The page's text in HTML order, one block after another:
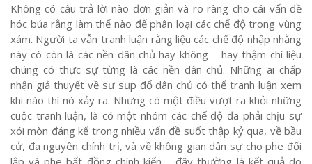
Không có câu trả lời nào đơn giản và rõ ràng cho cái vấn đề
hóc búa rằng làm thế nào để phân loại các chế độ trong vùng
xám. Người ta vẫn tranh luận rằng liệu các chế độ nhập nhằng
này có còn là các nền dân chủ hay không – hay thậm chí liệu
chúng có thực sự từng là các nền dân chủ. Những ai chấp
nhận giả thuyết về sự sụp đổ dân chủ có thể tranh luận xem
khi nào thì nó xảy ra. Nhưng có một điều vượt ra khỏi những
cuộc tranh luận, là có một nhóm các chế độ đã phải chịu sự
xói mòn đáng kể trong nhiều vấn đề suốt thập kỷ qua, về bầu
cử, đa nguyên chính trị, và về không gian dân sự cho phe đối
lập và phe bất đồng chính kiến – đây thường là kết quả do